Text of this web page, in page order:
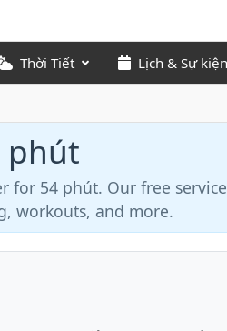
Thời Tiết Lịch & Sự kiện
phút
for 54 phút. Our free
workouts, and more.